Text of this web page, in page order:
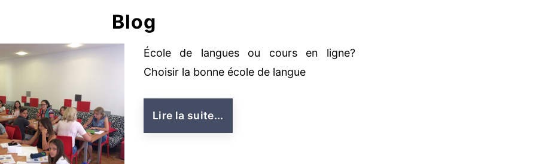
Blog
École de langues ou cours en ligne?
Choisir la bonne école de langue
Lire la suite...